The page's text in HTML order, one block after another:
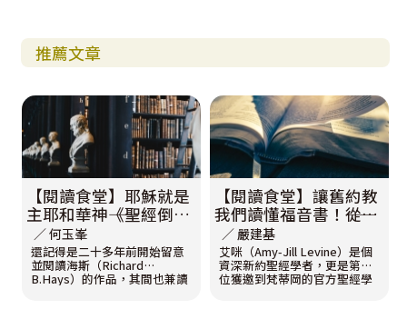
推薦文章
【閱讀食堂】耶穌就是
主耶和華神――《聖經倒著
讀》牧者推薦文
∕ 何玉峯
還記得是二十多年前開始留意
並閱讀海斯（Richard
B.Hays）的作品，其間也兼讀
【閱讀食堂】讓舊約教
我們讀懂福音書！――從
《聖經倒著讀》看綜觀
聖經的重要性
∕ 嚴建基
艾咪（Amy-Jill Levine）是個
資深新約聖經學者，更是第一
位獲邀到梵蒂岡的官方聖經學